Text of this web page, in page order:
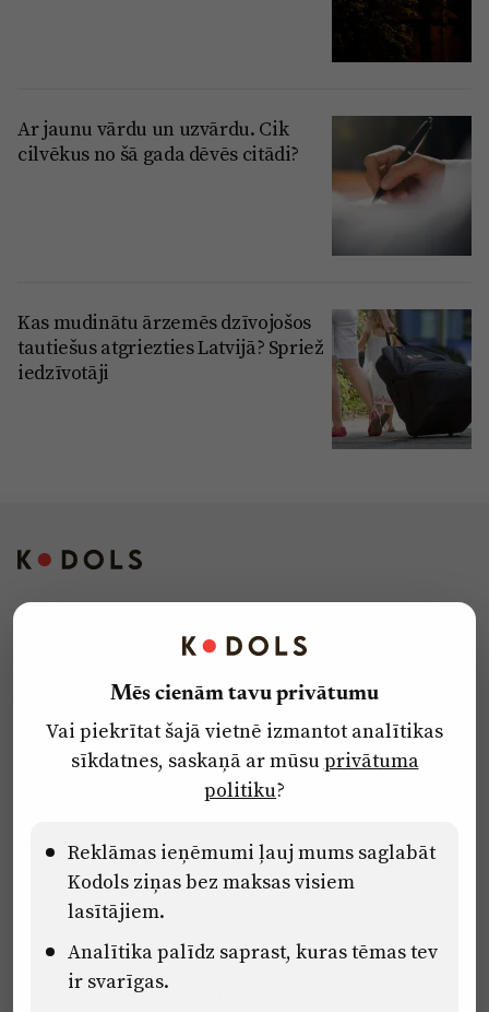
Ar jaunu vārdu un uzvārdu. Cik
cilvēkus no šā gada dēvēs citādi?
Kas mudinātu ārzemēs dzīvojošos
tautiešus atgriezties Latvijā? Spriež
iedzīvotāji
Privātuma politika
Ētikas kodekss
Pārredzamības paziņojumi
Eiropas Savienības Atveseļošanas un noturības mehānisma plāna
2.2. reformu un investīciju virziena “Uzņēmumu digitālā
transformācija un inovācijas” 2.2.1.5.i. investīcijas “Mediju nozares
uzņēmumu digitālās transformācijas veicināšana” pasākuma
Mēs cienām tavu privātumu
Vai piekrītat šajā vietnē izmantot analītikas
sīkdatnes, saskaņā ar mūsuprivātuma
politiku?
Reklāmas ieņēmumi ļauj mums saglabāt
Kodols ziņas bez maksas visiem
lasītājiem.
Analītika palīdz saprast, kuras tēmas tev
ir svarīgas.